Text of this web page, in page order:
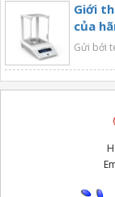
Giới
của
Gửi bởi